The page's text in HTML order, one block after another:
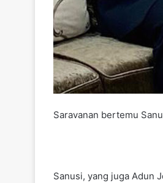
Saravanan bertemu
Sanusi, yang juga Adun